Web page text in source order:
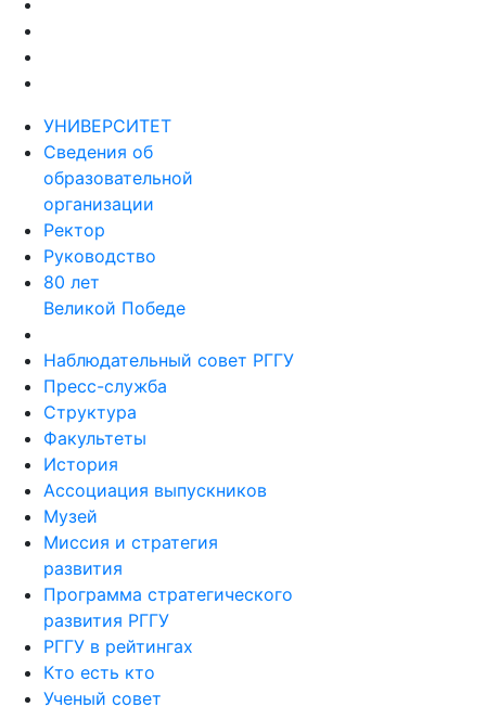
УНИВЕРСИТЕТ
Сведения об
образовательной
организации
Ректор
Руководство
80 лет
Великой Победе
Наблюдательный совет РГГУ
Пресс-служба
Структура
Факультеты
История
Ассоциация выпускников
Музей
Миссия и стратегия
развития
Программа стратегического
развития РГГУ
РГГУ в рейтингах
Кто есть кто
Ученый совет